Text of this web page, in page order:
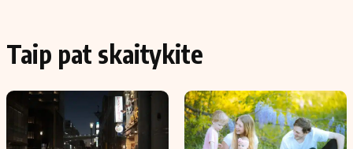
Taip pat skaitykite